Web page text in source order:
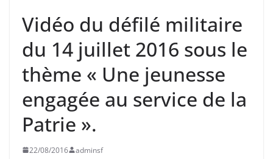
Vidéo du défilé militaire
du 14 juillet 2016 sous le
thème « Une jeunesse
engagée au service de la
Patrie ».
22/08/2016 adminsf